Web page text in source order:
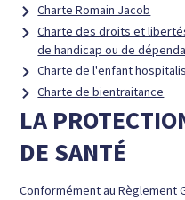
Charte Romain Jacob
Charte des droits et
de handicap ou de
Charte de l'enfant
Charte de bientraitance
LA
DE SANTÉ
Conformément au Règlement